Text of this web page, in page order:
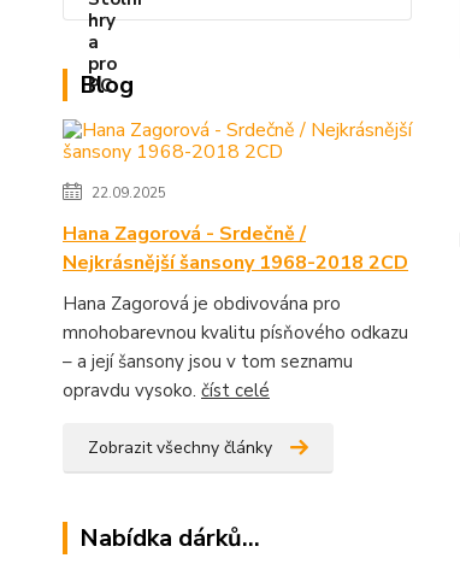
Blog
22.09.2025
Hana Zagorová - Srdečně /
Nejkrásnější šansony 1968-2018 2CD
Hana Zagorová je obdivována pro
mnohobarevnou kvalitu písňového odkazu
– a její šansony jsou v tom seznamu
opravdu vysoko. číst celé
Zobrazit všechny články
Nabídka dárků...